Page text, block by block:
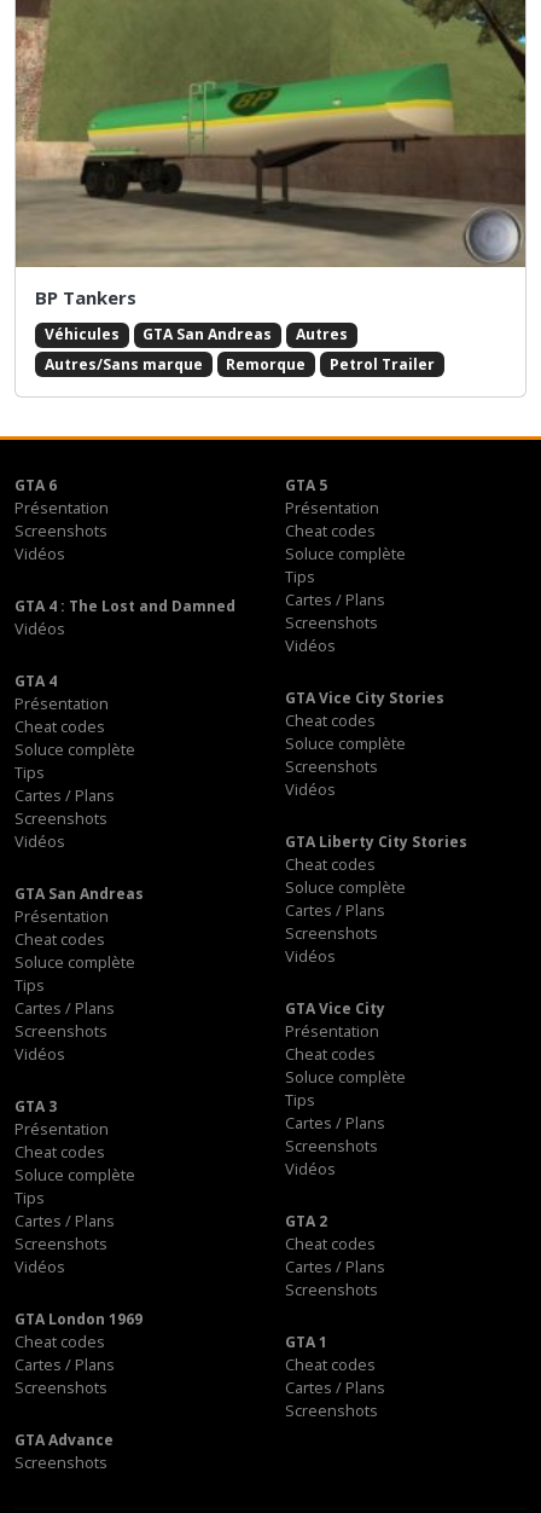
BP Tankers
Véhicules GTA San Andreas
Autres
Autres/Sans marque
Remorque Petrol Trailer
GTA 6
Présentation
Screenshots
Vidéos
GTA 5
Présentation
Cheat codes
Soluce complète
Tips
Cartes / Plans
Screenshots
Vidéos
GTA 4 : The Lost and Damned
Vidéos
GTA 4
Présentation
Cheat codes
Soluce complète
Tips
Cartes / Plans
Screenshots
Vidéos
GTA Vice City Stories
Cheat codes
Soluce complète
Screenshots
Vidéos
GTA Liberty City Stories
Cheat codes
Soluce complète
Cartes / Plans
Screenshots
Vidéos
GTA San Andreas
Présentation
Cheat codes
Soluce complète
Tips
Cartes / Plans
Screenshots
Vidéos
GTA Vice City
Présentation
Cheat codes
Soluce complète
Tips
Cartes / Plans
Screenshots
Vidéos
GTA 3
Présentation
Cheat codes
Soluce complète
Tips
Cartes / Plans
Screenshots
Vidéos
GTA 2
Cheat codes
Cartes / Plans
Screenshots
GTA London 1969
Cheat codes
Cartes / Plans
Screenshots
GTA 1
Cheat codes
Cartes / Plans
Screenshots
GTA Advance
Screenshots